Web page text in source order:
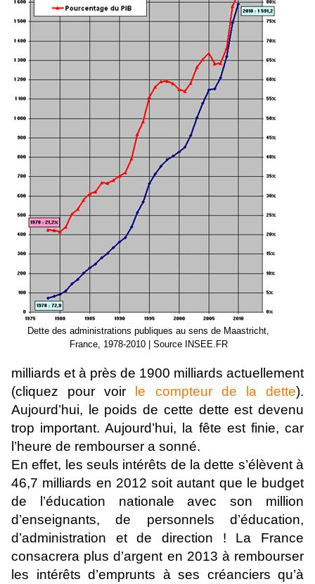
Dette des administrations publiques au sens de Maastricht,
France, 1978-2010 | Source INSEE.FR
milliards et à près de 1900 milliards actuellement
(cliquez pour voir
le compteur de la dette).
Aujourd’hui, le poids de cette dette est devenu
trop important. Aujourd’hui, la fête est finie, car
l’heure de rembourser a sonné.
En effet, les seuls intérêts de la dette s’élèvent à
46,7 milliards en 2012 soit autant que le budget
de l’éducation nationale avec son million
d’enseignants, de personnels d’éducation,
d’administration et de direction ! La France
consacrera plus d’argent en 2013 à rembourser
les intérêts d’emprunts à ses créanciers qu’à